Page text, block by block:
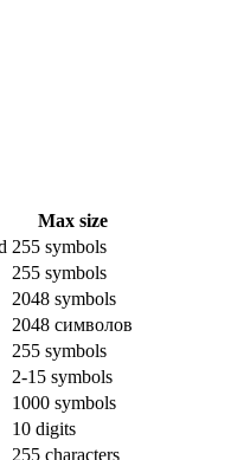
Max size
255 symbols
255 symbols
2048 symbols
2048 символов
255 symbols
2-15 symbols
1000 symbols
10 digits
255 characters